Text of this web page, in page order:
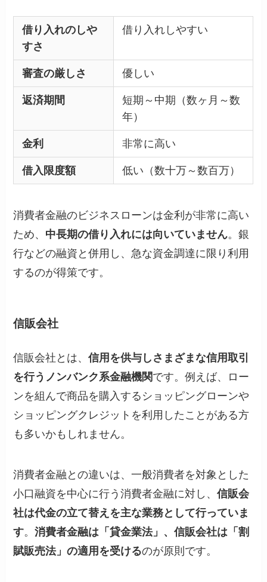
借り入れのしや
すさ
借り入れしやすい
審査の厳しさ 優しい
返済期間
短期～中期（数ヶ月～数
年）
金利 非常に高い
借入限度額 低い（数十万～数百万）
消費者金融のビジネスローンは金利が非常に高い
ため、 中長期の借り入れには向いていません。銀
行などの融資と併用し、急な資金調達に限り利用
するのが得策です。
信販会社
信販会社とは、信用を供与しさまざまな信用取引
を行うノンバンク系金融機関です。例えば、ロー
ンを組んで商品を購入するショッピングローンや
ショッピングクレジットを利用したことがある方
も多いかもしれません。
消費者金融との違いは、一般消費者を対象とした
小口融資を中心に行う消費者金融に対し、信販会
社は代金の立て替えを主な業務として行っていま
す。消費者金融は「貸金業法」、信販会社は「割
賦販売法」の適用を受けるのが原則です。